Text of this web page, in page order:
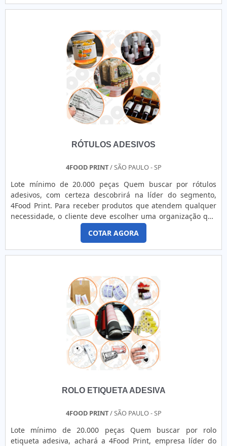
temática é venda de etiquetas adesivas, com a melhor mão
de obra da 4Food Print o cliente obterá assertividade e
RÓTULOS ADESIVOS
4FOOD PRINT/ SÃO PAULO - SP
Lote mínimo de 20.000 peças Quem buscar por rótulos
adesivos, com certeza descobrirá na líder do segmento,
4Food Print. Para receber produtos que atendem qualquer
necessidade, o cliente deve escolher uma organização que
se destaque por um bom suporte pré-venda e tenha ampla
experiência no ramo.MAIS DETALHES INTERESSANTES
SOBRE RÓTULOS ADESIVOSQuem precisa de rótulos
adesivos em uma empresa comprometida com seus
COTAR AGORA
ROLO ETIQUETA ADESIVA
4FOOD PRINT/ SÃO PAULO - SP
Lote mínimo de 20.000 peças Quem buscar por rolo
etiqueta adesiva, achará a 4Food Print, empresa líder do